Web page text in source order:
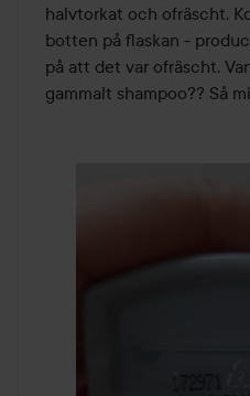
halvtorkat och ofräscht.
botten på flaskan -
på att det var ofräscht.
gammalt shampoo?? Så